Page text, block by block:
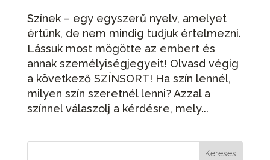
Színek – egy egyszerű nyelv, amelyet
értünk, de nem mindig tudjuk értelmezni.
Lássuk most mögötte az embert és
annak személyiségjegyeit! Olvasd végig
a következő SZÍNSORT! Ha szín lennél,
milyen szín szeretnél lenni? Azzal a
színnel válaszolj a kérdésre, mely...